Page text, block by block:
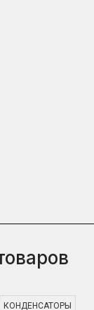
КОНДЕНСАТОРЫ